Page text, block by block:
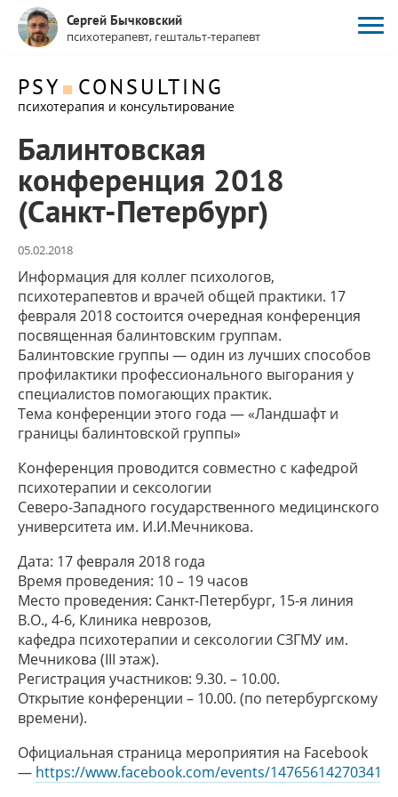
PSY CONSULTING
психотерапия и консультирование
Сергей Бычковский
психотерапевт, гештальт-терапевт
Балинтовская
конференция 2018
(Санкт-Петербург)
05.02.2018
Информация для коллег психологов,
психотерапевтов и врачей общей практики. 17
февраля 2018 состоится очередная конференция
посвященная балинтовским группам.
Балинтовские группы — один из лучших способов
профилактики профессионального выгорания у
специалистов помогающих практик.
Тема конференции этого года — «Ландшафт и
границы балинтовской группы»
Конференция проводится совместно с кафедрой
психотерапии и сексологии
Северо-Западного государственного медицинского
университета им. И.И.Мечникова.
Дата: 17 февраля 2018 года
Время проведения: 10 – 19 часов
Место проведения: Санкт-Петербург, 15-я линия
В.О., 4-6, Клиника неврозов,
кафедра психотерапии и сексологии СЗГМУ им.
Мечникова (III этаж).
Регистрация участников: 9.30. – 10.00.
Открытие конференции – 10.00. (по петербургскому
времени).
Официальная страница мероприятия на Facebook
— https://www.facebook.com/events/147656142703411/